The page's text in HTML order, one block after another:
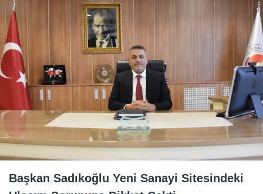
Başkan Sadıkoğlu Yeni Sanayi Sitesindeki